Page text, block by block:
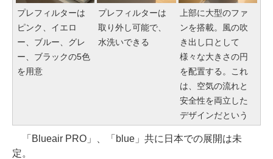
プレフィルターは
ピンク、イエロ
ー、ブルー、グレ
ー、ブラックの5色
を用意
プレフィルターは
取り外し可能で、
水洗いできる
上部に大型のファ
ンを搭載。風の吹
き出し口として
様々な大きさの円
を配置する。これ
は、空気の流れと
安全性を両立した
デザインだという
「Blueair PRO」、「blue」共に日本での展開は未
定。